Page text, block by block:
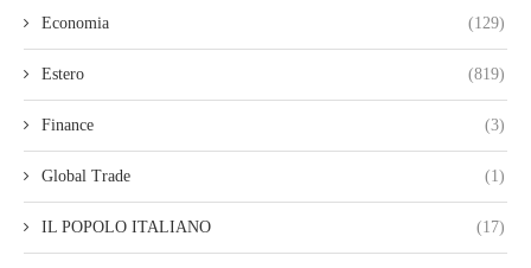
Economia (129)
Estero (819)
Finance (3)
Global Trade (1)
IL POPOLO ITALIANO (17)